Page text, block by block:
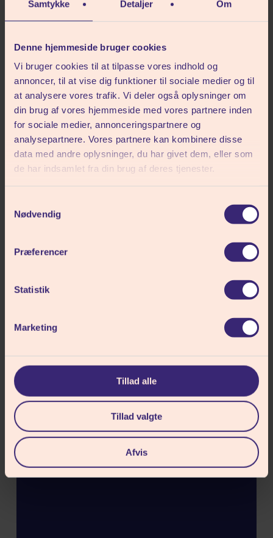
Samtykke Detaljer Om
Denne hjemmeside bruger cookies
Vi bruger cookies til at tilpasse vores indhold og
annoncer, til at vise dig funktioner til sociale medier og til
at analysere vores trafik. Vi deler også oplysninger om
din brug af vores hjemmeside med vores partnere inden
for sociale medier, annonceringspartnere og
analysepartnere. Vores partnere kan kombinere disse
data med andre oplysninger, du har givet dem, eller som
de har indsamlet fra din brug af deres tjenester.
Nødvendig
Præferencer
Statistik
Marketing
Tillad alle
Tillad valgte
Afvis
UNDERVISEREpå Menneskeliv &
Kristendom
Vores undervisere brænder for livets store
spørgsmål, eksistens, tro og etik – og for at dele
deres viden og nysgerrighed med dig.
De skaber et trygt og åbent læringsrum med
plads til refleksion, debat og fordybelse – og
hvor alle kan være med, uanset tro, erfaring eller
ståsted.
mulighed for at forstå dig selv og andre bedre,
menneskelivet i dag.